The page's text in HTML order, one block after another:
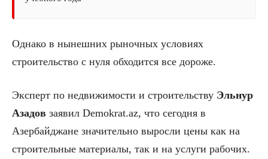
Однако в нынешних рыночных условиях
строительство с нуля обходится все дороже.
Эксперт по недвижимости и строительству Эльнур
Азадов заявил Demokrat.az, что сегодня в
Азербайджане значительно выросли цены как на
строительные материалы, так и на услуги рабочих.